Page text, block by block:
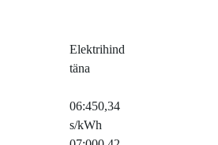
Elektrihind
täna
06:450,34
s/kWh